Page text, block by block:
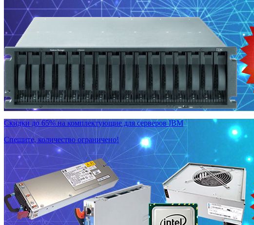
Скидки до 65% на комплектующие для серверов IBM
Спешите, количество ограничено!